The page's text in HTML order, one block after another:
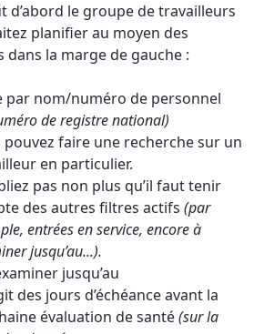
d’abord le groupe de travailleurs
planifier au moyen des
la marge de gauche :
par nom/numéro de personnel
de registre national)
pouvez faire une recherche sur un
en particulier.
pas non plus qu’il faut tenir
des autres filtres actifs (par
entrées en service, encore à
jusqu’au...).
jusqu’au
des jours d’échéance avant la
évaluation de santé(sur la